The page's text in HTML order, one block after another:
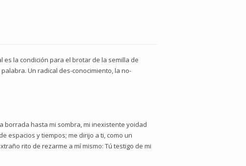
la condición para el brotar de la semilla de
Un radical des-conocimiento, la no-
borrada hasta mi sombra, mi inexistente yoidad
espacios y tiempos; me dirijo a ti, como un
rito de rezarme a mí mismo: Tú testigo de mi